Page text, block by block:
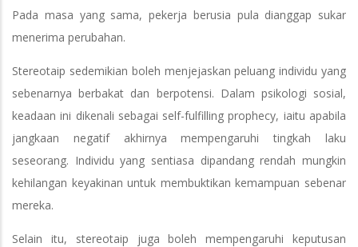
Pada masa yang sama, pekerja berusia pula dianggap sukar
menerima perubahan.
Stereotaip sedemikian boleh menjejaskan peluang individu yang
sebenarnya berbakat dan berpotensi. Dalam psikologi sosial,
keadaan ini dikenali sebagai self-fulfilling prophecy, iaitu apabila
jangkaan negatif akhirnya mempengaruhi tingkah laku
seseorang. Individu yang sentiasa dipandang rendah mungkin
kehilangan keyakinan untuk membuktikan kemampuan sebenar
mereka.
Selain itu, stereotaip juga boleh mempengaruhi keputusan